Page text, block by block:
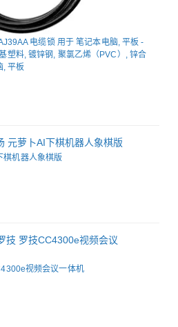
电缆锁 用于 笔记本电脑, 平板 -
塑料, 镀锌钢, 聚氯乙烯（PVC）, 锌合
, 平板
棋机器人象棋版
视频会议一体机